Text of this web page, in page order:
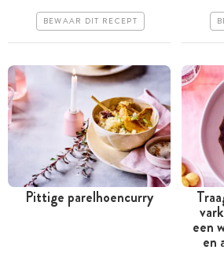
Erg makkelijk
BEWAAR DIT RECEPT
Pittige parelhoencurry
een
en